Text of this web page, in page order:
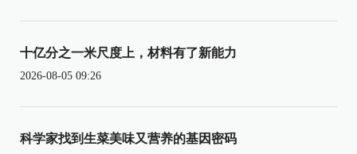
十亿分之一米尺度上，材料有了新能力
2026-08-05 09:26
科学家找到生菜美味又营养的基因密码